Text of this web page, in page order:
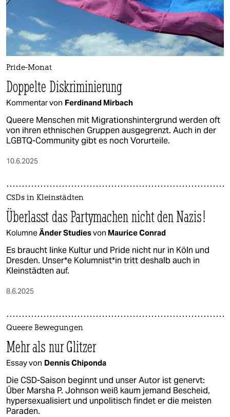
Pride-Monat
Doppelte Diskriminierung
Kommentar von Ferdinand Mirbach
Queere Menschen mit Migrationshintergrund werden oft
von ihren ethnischen Gruppen ausgegrenzt. Auch in der
LGBTQ-Community gibt es noch Vorurteile.
10.6.2025
CSDs in Kleinstädten
Überlasst das Partymachen nicht den Nazis!
KolumneÄnder Studiesvon Maurice Conrad
Es braucht linke Kultur und Pride nicht nur in Köln und
Dresden. Un­se­r*e Ko­lum­nis­t*in tritt deshalb auch in
Kleinstädten auf.
8.6.2025
Queere Bewegungen
Mehr als nur Glitzer
Essay von Dennis Chiponda
Die CSD-Saison beginnt und unser Autor ist genervt:
Über Marsha P. Johnson weiß kaum jemand Bescheid,
hypersexualisiert und unpolitisch findet er die meisten
Paraden.